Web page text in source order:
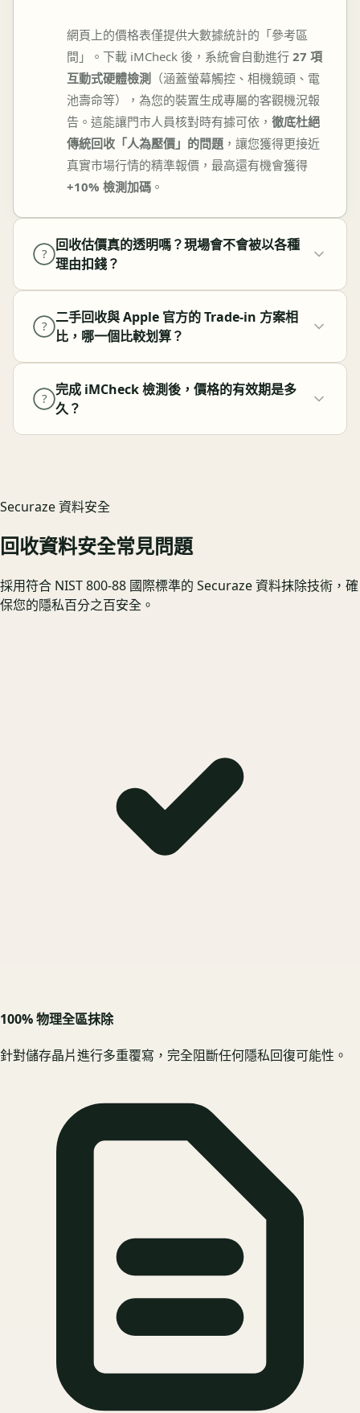
網頁上的價格表僅提供大數據統計的「參考區
間」。下載 iMCheck 後，系統會自動進行 27 項
互動式硬體檢測 （涵蓋螢幕觸控、相機鏡頭、電
池壽命等），為您的裝置生成專屬的客觀機況報
告。這能讓門市人員核對時有據可依， 徹底杜絕
傳統回收「人為壓價」的問題 ，讓您獲得更接近
真實市場行情的精準報價，最高還有機會獲得
+10% 檢測加碼 。
?
回收估價真的透明嗎？現場會不會被以各種
理由扣錢？
?
二手回收與 Apple 官方的 Trade-in 方案相
比，哪一個比較划算？
?
完成 iMCheck 檢測後，價格的有效期是多
久？
Securaze 資料安全
回收資料安全常見問題
採用符合 NIST 800-88 國際標準的 Securaze 資料抹除技術，確
保您的隱私百分之百安全。
100% 物理全區抹除
針對儲存晶片進行多重覆寫，完全阻斷任何隱私回復可能性。